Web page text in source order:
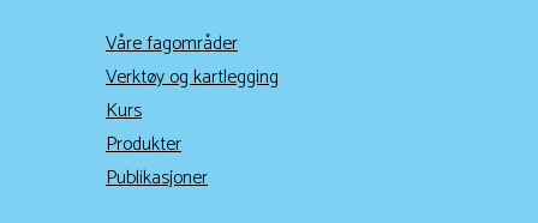
Våre fagområder
Verktøy og kartlegging
Kurs
Produkter
Publikasjoner